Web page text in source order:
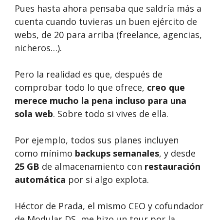
Pues hasta ahora pensaba que saldría más a
cuenta cuando tuvieras un buen ejército de
webs, de 20 para arriba (freelance, agencias,
nicheros…).
Pero la realidad es que, después de
comprobar todo lo que ofrece, creo que
merece mucho la pena incluso para una
sola web. Sobre todo si vives de ella.
Por ejemplo, todos sus planes incluyen
como mínimo backups semanales, y desde
25 GB de almacenamiento con restauración
automática por si algo explota.
Héctor de Prada, el mismo CEO y cofundador